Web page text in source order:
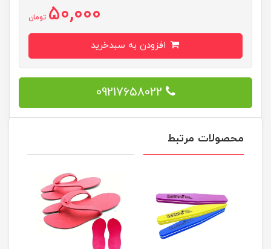
50,000 تومان
09217658022
محصولات مرتبط